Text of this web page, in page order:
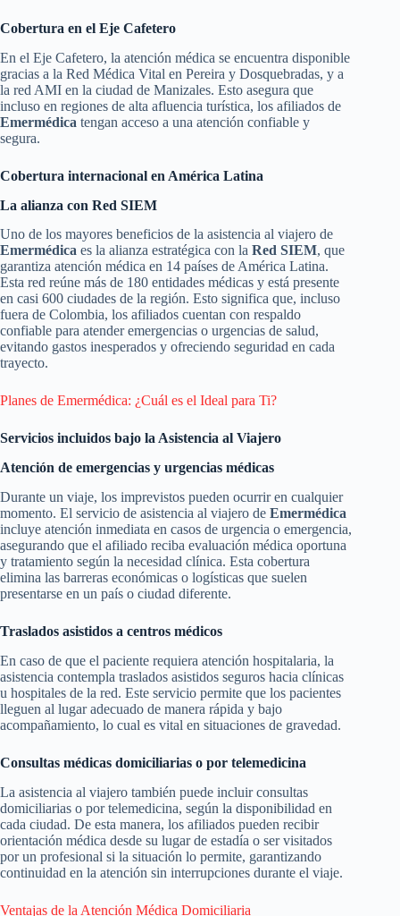
Cobertura en el Eje Cafetero
En el Eje Cafetero, la atención médica se encuentra disponible
gracias a la Red Médica Vital en Pereira y Dosquebradas, y a
la red AMI en la ciudad de Manizales. Esto asegura que
incluso en regiones de alta afluencia turística, los afiliados de
Emermédica tengan acceso a una atención confiable y
segura.
Cobertura internacional en América Latina
La alianza con Red SIEM
Uno de los mayores beneficios de la asistencia al viajero de
Emermédica es la alianza estratégica con la Red SIEM, que
garantiza atención médica en 14 países de América Latina.
Esta red reúne más de 180 entidades médicas y está presente
en casi 600 ciudades de la región. Esto significa que, incluso
fuera de Colombia, los afiliados cuentan con respaldo
confiable para atender emergencias o urgencias de salud,
evitando gastos inesperados y ofreciendo seguridad en cada
trayecto.
Planes de Emermédica: ¿Cuál es el Ideal para Ti?
Servicios incluidos bajo la Asistencia al Viajero
Atención de emergencias y urgencias médicas
Durante un viaje, los imprevistos pueden ocurrir en cualquier
momento. El servicio de asistencia al viajero de Emermédica
incluye atención inmediata en casos de urgencia o emergencia,
asegurando que el afiliado reciba evaluación médica oportuna
y tratamiento según la necesidad clínica. Esta cobertura
elimina las barreras económicas o logísticas que suelen
presentarse en un país o ciudad diferente.
Traslados asistidos a centros médicos
En caso de que el paciente requiera atención hospitalaria, la
asistencia contempla traslados asistidos seguros hacia clínicas
u hospitales de la red. Este servicio permite que los pacientes
lleguen al lugar adecuado de manera rápida y bajo
acompañamiento, lo cual es vital en situaciones de gravedad.
Consultas médicas domiciliarias o por telemedicina
La asistencia al viajero también puede incluir consultas
domiciliarias o por telemedicina, según la disponibilidad en
cada ciudad. De esta manera, los afiliados pueden recibir
orientación médica desde su lugar de estadía o ser visitados
por un profesional si la situación lo permite, garantizando
continuidad en la atención sin interrupciones durante el viaje.
Ventajas de la Atención Médica Domiciliaria